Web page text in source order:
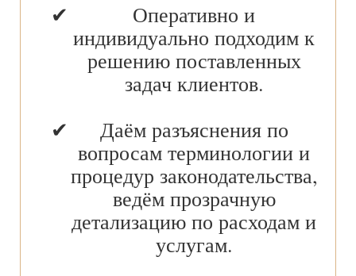
Оперативно и
индивидуально подходим к
решению поставленных
задач клиентов.
Даём разъяснения по
вопросам терминологии и
процедур законодательства,
ведём прозрачную
детализацию по расходам и
услугам.